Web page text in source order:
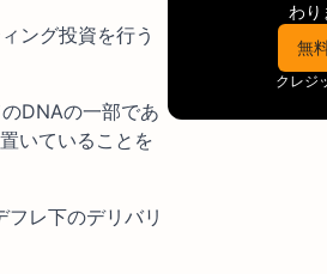
ング投資を行う
DNAの一部であ
いていることを
レ下のデリバリ
わり
無
クレジ